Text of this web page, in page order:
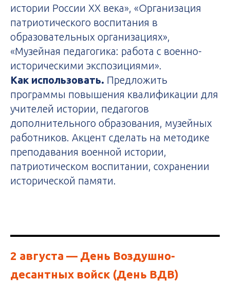
истории России XX века», «Организация
патриотического воспитания в
образовательных организациях»,
«Музейная педагогика: работа с военно-
историческими экспозициями».
Как использовать. Предложить
программы повышения квалификации для
учителей истории, педагогов
дополнительного образования, музейных
работников. Акцент сделать на методике
преподавания военной истории,
патриотическом воспитании, сохранении
исторической памяти.
2 августа — День Воздушно-
десантных войск (День ВДВ)